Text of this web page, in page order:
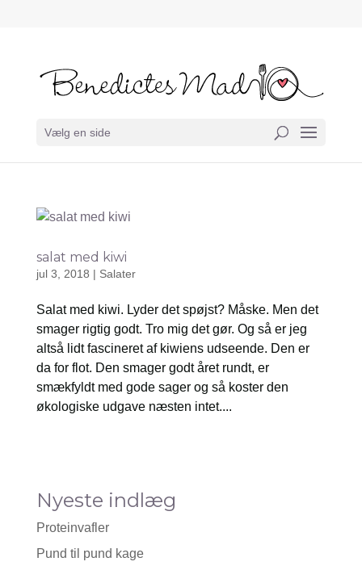
Vælg en side
salat med kiwi
jul 3, 2018 | Salater
Salat med kiwi. Lyder det spøjst? Måske. Men det
smager rigtig godt. Tro mig det gør. Og så er jeg
altså lidt fascineret af kiwiens udseende. Den er
da for flot. Den smager godt året rundt, er
smækfyldt med gode sager og så koster den
økologiske udgave næsten intet....
Nyeste indlæg
Proteinvafler
Pund til pund kage